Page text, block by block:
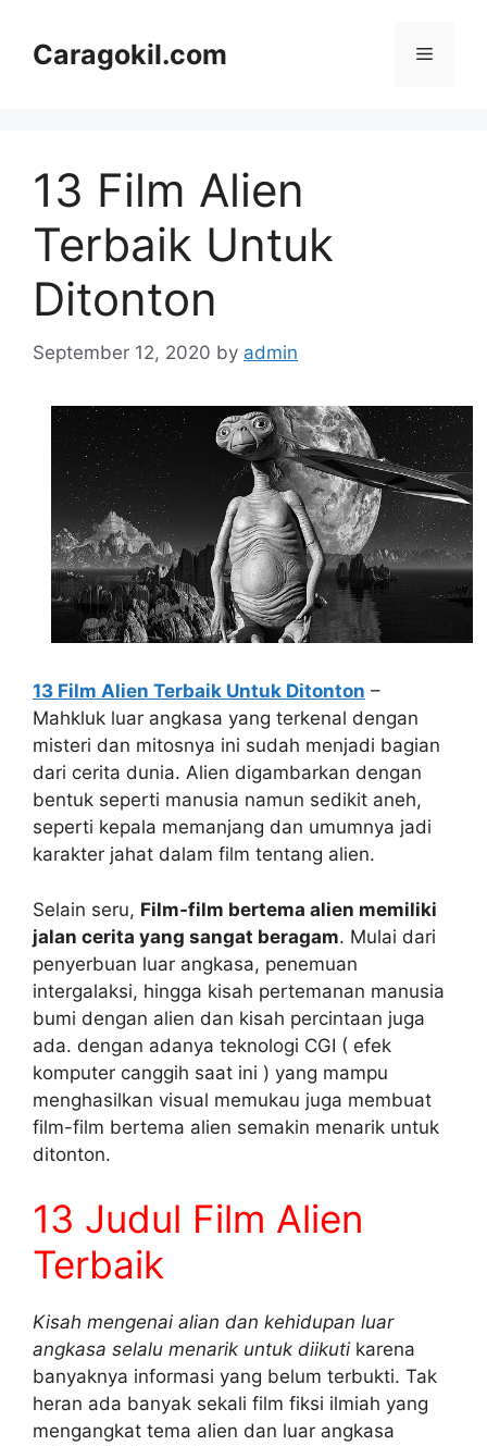
contentCaragokil.com Menu
13 Film Alien
Terbaik Untuk
Ditonton
September 12, 2020 by admin
13 Film Alien Terbaik Untuk Ditonton –
Mahkluk luar angkasa yang terkenal dengan
misteri dan mitosnya ini sudah menjadi bagian
dari cerita dunia. Alien digambarkan dengan
bentuk seperti manusia namun sedikit aneh,
seperti kepala memanjang dan umumnya jadi
karakter jahat dalam film tentang alien.
Selain seru, Film-film bertema alien memiliki
jalan cerita yang sangat beragam. Mulai dari
penyerbuan luar angkasa, penemuan
intergalaksi, hingga kisah pertemanan manusia
bumi dengan alien dan kisah percintaan juga
ada. dengan adanya teknologi CGI ( efek
komputer canggih saat ini ) yang mampu
menghasilkan visual memukau juga membuat
film-film bertema alien semakin menarik untuk
ditonton.
13 Judul Film Alien
Terbaik
Kisah mengenai alian dan kehidupan luar
angkasa selalu menarik untuk diikuti karena
banyaknya informasi yang belum terbukti. Tak
heran ada banyak sekali film fiksi ilmiah yang
mengangkat tema alien dan luar angkasa